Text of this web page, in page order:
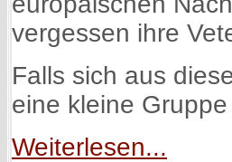
vergessen ihre
Falls sich aus
eine kleine
Weiterlesen...